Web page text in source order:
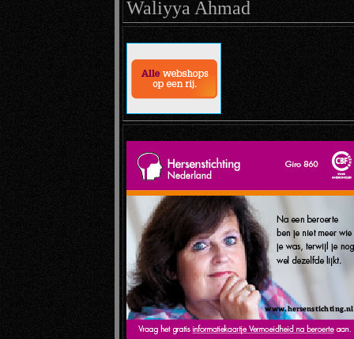
Waliyya Ahmad